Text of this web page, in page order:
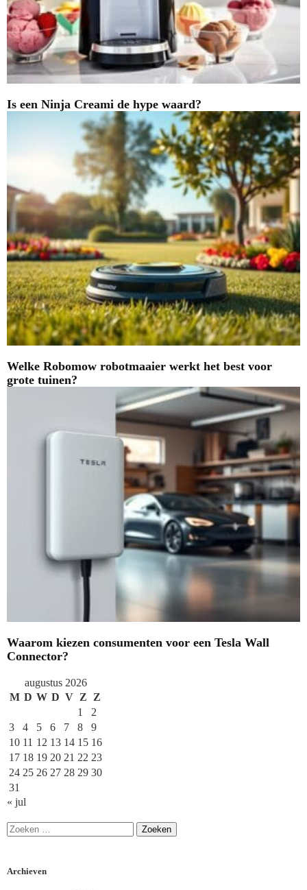
Is een Ninja Creami de hype waard?
Welke Robomow robotmaaier werkt het best voor
grote tuinen?
Waarom kiezen consumenten voor een Tesla Wall
Connector?
augustus 2026
M D W D V Z
Z
1
2
3
4 5 6 7 8
9
10 11 12 13 14 15 16
17 18 19 20 21 22 23
24 25 26 27 28 29 30
31
« jul
Archieven